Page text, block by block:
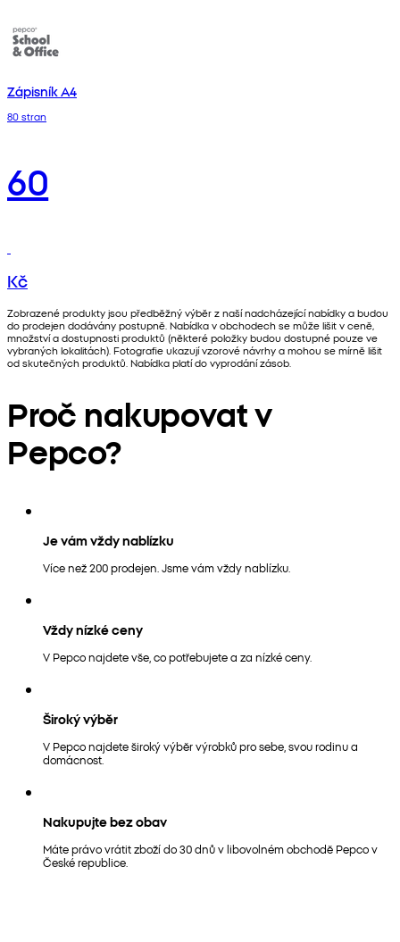
Zápisník A4
80 stran
60
Kč
Zobrazené produkty jsou předběžný výběr z naší nadcházející nabídky a budou
do prodejen dodávány postupně. Nabídka v obchodech se může lišit v ceně,
množství a dostupnosti produktů (některé položky budou dostupné pouze ve
vybraných lokalitách). Fotografie ukazují vzorové návrhy a mohou se mírně lišit
od skutečných produktů. Nabídka platí do vyprodání zásob.
Proč nakupovat v
Pepco?
Je vám vždy nablízku
Více než 200 prodejen. Jsme vám vždy nablízku.
Vždy nízké ceny
V Pepco najdete vše, co potřebujete a za nízké ceny.
Široký výběr
V Pepco najdete široký výběr výrobků pro sebe, svou rodinu a
domácnost.
Nakupujte bez obav
Máte právo vrátit zboží do 30 dnů v libovolném obchodě Pepco v
České republice.